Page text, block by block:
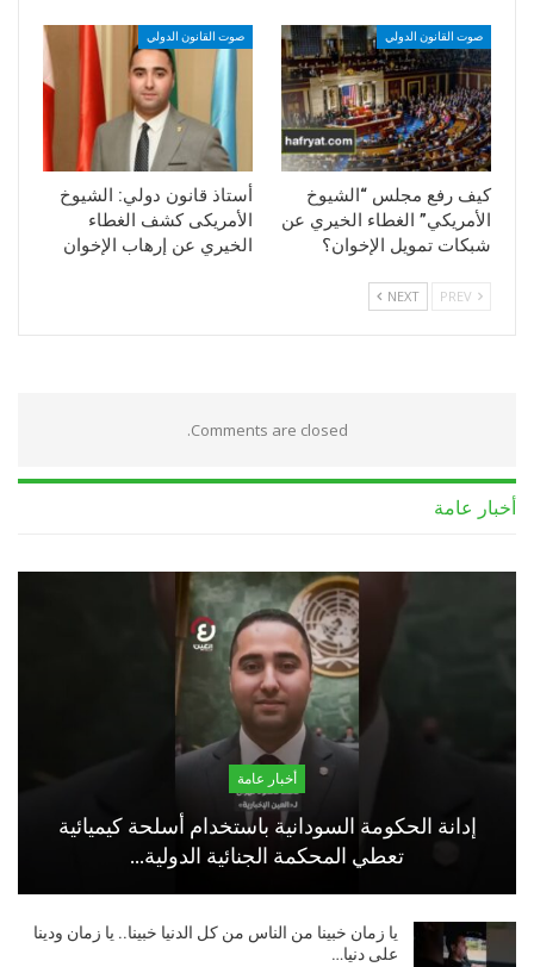
صوت القانون الدولي
كيف رفع مجلس “الشيوخ
الأمريكي” الغطاء الخيري عن
شبكات تمويل الإخوان؟
صوت القانون الدولي
أستاذ قانون دولي: الشيوخ
الأمريكى كشف الغطاء
الخيري عن إرهاب الإخوان
NEXT
Comments are closed.
أخبار عامة
أخبار عامة
إدانة الحكومة السودانية باستخدام أسلحة كيميائية
تعطي المحكمة الجنائية الدولية…
يا زمان خبينا من الناس من كل الدنيا خبينا.. يا زمان ودينا
على دنيا…